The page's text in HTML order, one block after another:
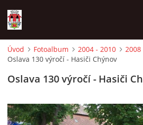
ÚVOD
HASIČI
Úvod Fotoalbum 2004 - 2010
2008
Oslava 130 výročí - Hasiči Chýnov
Oslava 130 výročí - Hasiči